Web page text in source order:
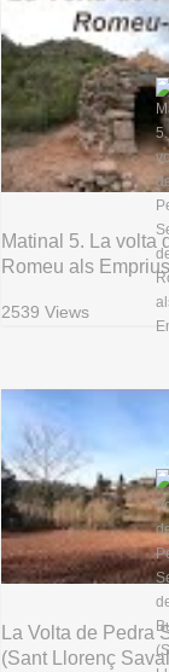
Matinal 5. La volta
Romeu als Emprius
2539 Views
La Volta de Pedra
(Sant Llorenç